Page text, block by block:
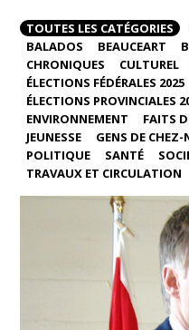
TOUTES LES CATÉGORIES
BALADOS
BEAUCEART
CHRONIQUES
CULTUREL
ÉLECTIONS FÉDÉRALES 2025
ÉLECTIONS PROVINCIALES
ENVIRONNEMENT
FAITS
JEUNESSE
GENS DE CHEZ-
POLITIQUE
SANTÉ
TRAVAUX ET CIRCULATION